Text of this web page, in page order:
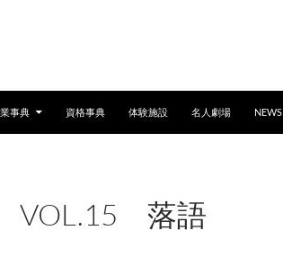
事典 資格事典 体験施設 名人劇場 NEWS
VOL.15 落語